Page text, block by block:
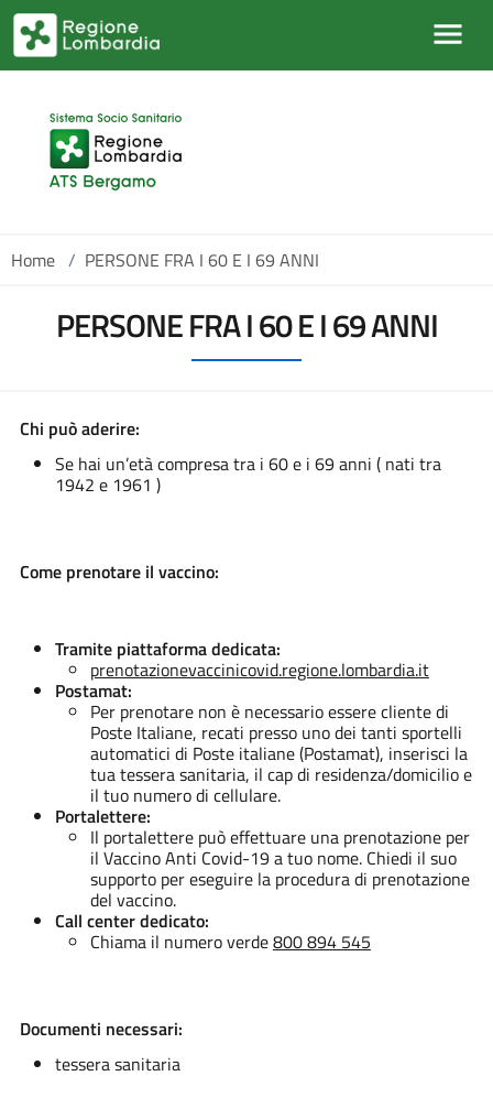
Salta al contenuto principale
Home / PERSONE FRA I 60 E I 69 ANNI
PERSONE FRA I 60 E I 69 ANNI
Chi può aderire:
Se hai un’età compresa tra i 60 e i 69 anni ( nati tra
1942 e 1961 )
Come prenotare il vaccino:
Tramite piattaforma dedicata:
prenotazionevaccinicovid.regione.lombardia.it
Postamat:
Per prenotare non è necessario essere cliente di
Poste Italiane, recati presso uno dei tanti sportelli
automatici di Poste italiane (Postamat), inserisci la
tua tessera sanitaria, il cap di residenza/domicilio e
il tuo numero di cellulare.
Portalettere:
Il portalettere può effettuare una prenotazione per
il Vaccino Anti Covid-19 a tuo nome. Chiedi il suo
supporto per eseguire la procedura di prenotazione
del vaccino.
Call center dedicato:
Chiama il numero verde800 894 545
Documenti necessari:
tessera sanitaria